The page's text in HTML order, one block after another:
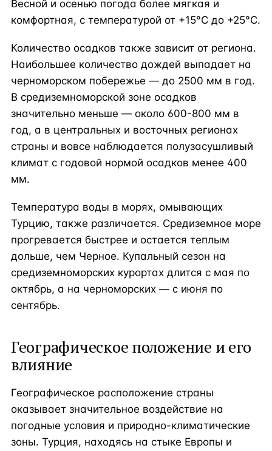
Весной и осенью погода более мягкая и
комфортная, с температурой от +15°C до +25°C.
Количество осадков также зависит от региона.
Наибольшее количество дождей выпадает на
черноморском побережье — до 2500 мм в год.
В средиземноморской зоне осадков
значительно меньше — около 600-800 мм в
год, а в центральных и восточных регионах
страны и вовсе наблюдается полузасушливый
климат с годовой нормой осадков менее 400
мм.
Температура воды в морях, омывающих
Турцию, также различается. Средиземное море
прогревается быстрее и остается теплым
дольше, чем Черное. Купальный сезон на
средиземноморских курортах длится с мая по
октябрь, а на черноморских — с июня по
сентябрь.
Географическое положение и его
влияние
Географическое расположение страны
оказывает значительное воздействие на
погодные условия и природно-климатические
зоны. Турция, находясь на стыке Европы и